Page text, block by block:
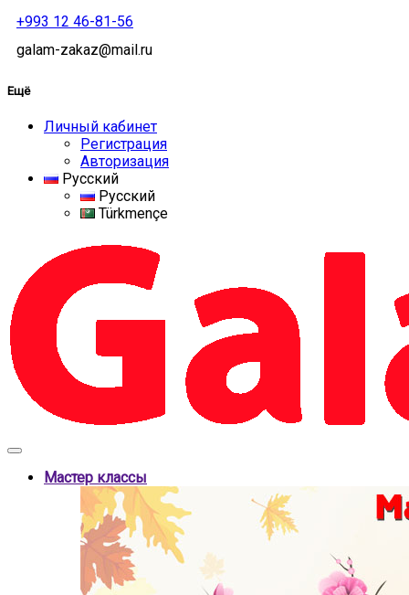
+993 12 46-81-56
galam-zakaz@mail.ru
Ещё
Личный кабинет
Регистрация
Авторизация
Русский
Русский
Türkmençe
Мастер классы